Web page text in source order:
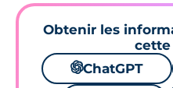
Obtenir les
cette
🌌ChatGPT